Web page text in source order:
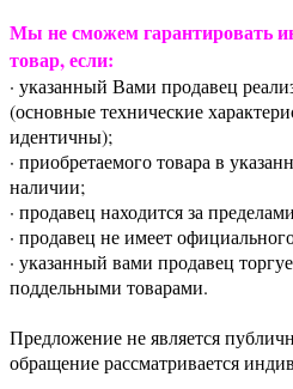
Мы не сможем гарантировать
товар, если:
· указанный Вами продавец
(основные технические
идентичны);
· приобретаемого товара в
наличии;
· продавец находится за
· продавец не имеет
· указанный вами продавец
поддельными товарами.
Предложение не является
обращение рассматривается